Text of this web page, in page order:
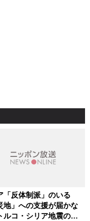
「反体制派」のいる
地」への支援が届かな
コ・シリア地震の裏